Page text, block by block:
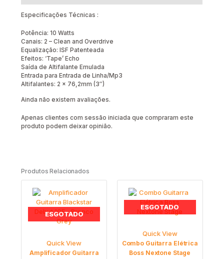
Especificações Técnicas :
Potência: 10 Watts
Canais: 2 – Clean and Overdrive
Equalização: ISF Patenteada
Efeitos: ‘Tape’ Echo
Saída de Altifalante Emulada
Entrada para Entrada de Linha/Mp3
Altifalantes: 2 x 76,2mm (3″)
Ainda não existem avaliações.
Apenas clientes com sessão iniciada que compraram este
produto podem deixar opinião.
Produtos Relacionados
ESGOTADO
Quick View
Amplificador Guitarra
ESGOTADO
Quick View
Combo Guitarra Elétrica
Boss Nextone Stage